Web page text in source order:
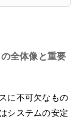
全体像と重要
に不可欠なもの
システムの安定